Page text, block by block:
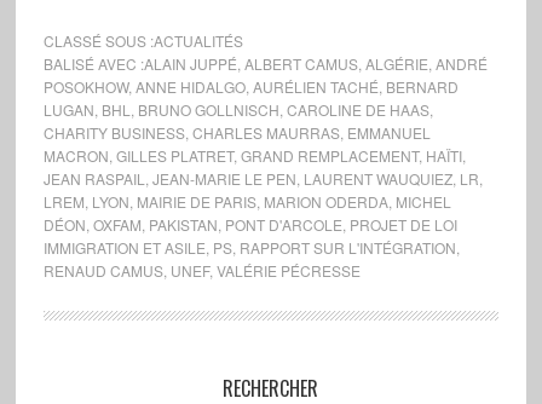
CLASSÉ SOUS :ACTUALITÉS
BALISÉ AVEC :ALAIN JUPPÉ ALBERT CAMUS, ALGÉRIE ANDRÉ
POSOKHOW, ANNE HIDALGO, AURÉLIEN TACHÉ BERNARD
LUGAN BHL BRUNO GOLLNISCH CAROLINE DE HAAS,
CHARITY BUSINESS, CHARLES MAURRAS, EMMANUEL
MACRON GILLES PLATRET, GRAND REMPLACEMENT, HAÏTI,
JEAN RASPAIL
JEAN-MARIE LE PEN LAURENT WAUQUIEZ, LR
LREM LYON MAIRIE DE PARIS, MARION ODERDA, MICHEL
DÉON OXFAM PAKISTAN PONT D'ARCOLE PROJET DE LOI
IMMIGRATION ET ASILE PS, RAPPORT SUR L'INTÉGRATION
RENAUD CAMUS, UNEF, VALÉRIE PÉCRESSE
RECHERCHER